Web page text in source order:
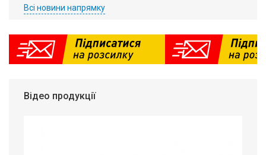
Всі новини напрямку
Відео продукції